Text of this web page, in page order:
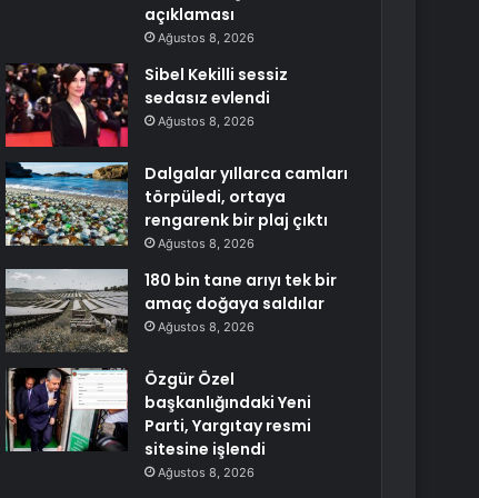
açıklaması
Ağustos 8, 2026
Sibel Kekilli sessiz
sedasız evlendi
Ağustos 8, 2026
Dalgalar yıllarca camları
törpüledi, ortaya
rengarenk bir plaj çıktı
Ağustos 8, 2026
180 bin tane arıyı tek bir
amaç doğaya saldılar
Ağustos 8, 2026
Özgür Özel
başkanlığındaki Yeni
Parti, Yargıtay resmi
sitesine işlendi
Ağustos 8, 2026